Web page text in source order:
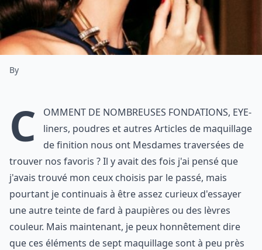
By
C
omment de nombreuses fondations, eye-
liners, poudres et autres Articles de maquillage
de finition nous ont Mesdames traversées de
trouver nos favoris ? Il y avait des fois j'ai pensé que
j'avais trouvé mon ceux choisis par le passé, mais
pourtant je continuais à être assez curieux d'essayer
une autre teinte de fard à paupières ou des lèvres
couleur. Mais maintenant, je peux honnêtement dire
que ces éléments de sept maquillage sont à peu près